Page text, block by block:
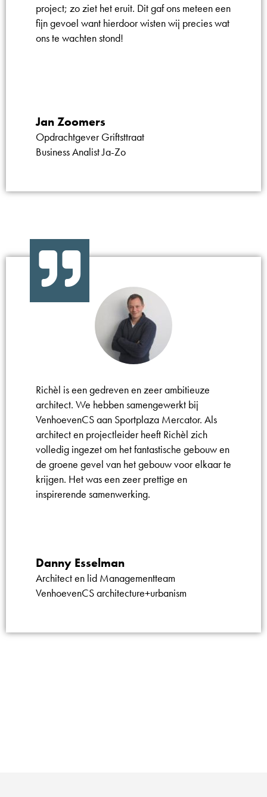
project; zo ziet het eruit. Dit gaf ons meteen een
fijn gevoel want hierdoor wisten wij precies wat
ons te wachten stond!
Jan Zoomers
Opdrachtgever Griftsttraat
Business Analist Ja-Zo
Richèl is een gedreven en zeer ambitieuze
architect. We hebben samengewerkt bij
VenhoevenCS aan Sportplaza Mercator. Als
architect en projectleider heeft Richèl zich
volledig ingezet om het fantastische gebouw en
de groene gevel van het gebouw voor elkaar te
krijgen. Het was een zeer prettige en
inspirerende samenwerking.
Danny Esselman
Architect en lid Managementteam
VenhoevenCS architecture+urbanism